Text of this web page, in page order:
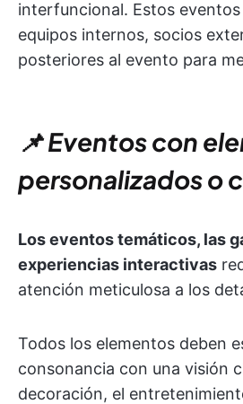
interfuncional. Estos eventos
equipos internos, socios
posteriores al evento para
📌 Eventos con
personalizados o
Los eventos temáticos, las
experiencias interactivas
atención meticulosa a los
Todos los elementos deben
consonancia con una visión
decoración, el